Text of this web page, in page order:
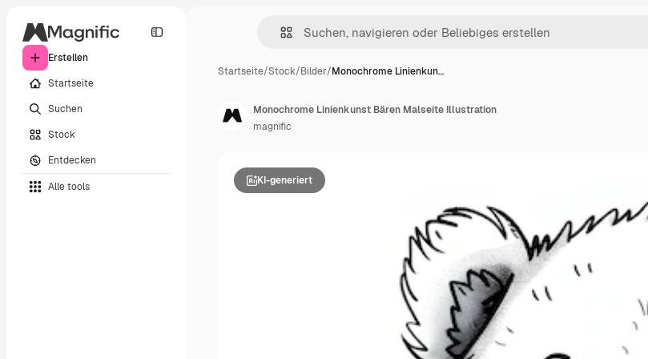
Erstellen
Startseite
Suchen
Stock
Entdecken
Alle tools
Startseite/Stock/Bilder/Monochrome Linienkun…
KI-generiert
Monochrome Linienkunst Bären Malseite Illustration
magnific